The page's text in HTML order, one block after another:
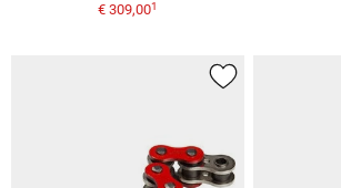
€ 309,001